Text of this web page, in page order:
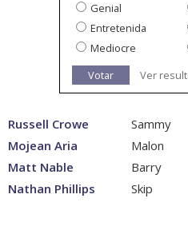
Genial
Entretenida
Mediocre
Votar
Ver
Russell Crowe
Sammy
Mojean Aria
Malon
Matt Nable
Barry
Nathan Phillips
Skip